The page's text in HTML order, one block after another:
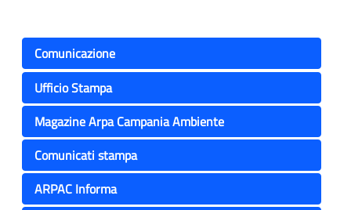
Comunicazione
Ufficio Stampa
Magazine Arpa Campania Ambiente
Comunicati stampa
ARPAC Informa